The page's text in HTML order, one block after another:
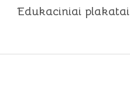
Edukaciniai plakatai